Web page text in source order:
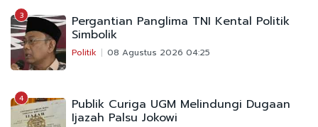
3 Pergantian Panglima TNI Kental Politik
Simbolik
Politik 08 Agustus 2026 04:25
4 Publik Curiga UGM Melindungi Dugaan
Ijazah Palsu Jokowi